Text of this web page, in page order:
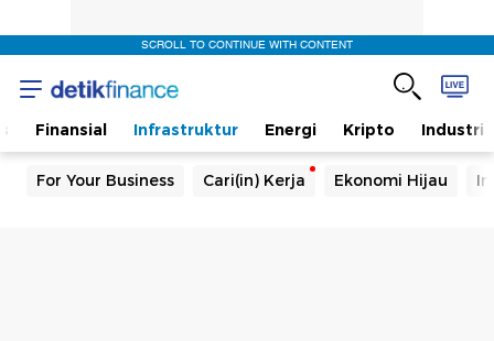
SCROLL TO CONTINUE WITH CONTENT
Finansial Infrastruktur Energi Kripto Industri
For Your Business Cari(in) Kerja Ekonomi Hijau